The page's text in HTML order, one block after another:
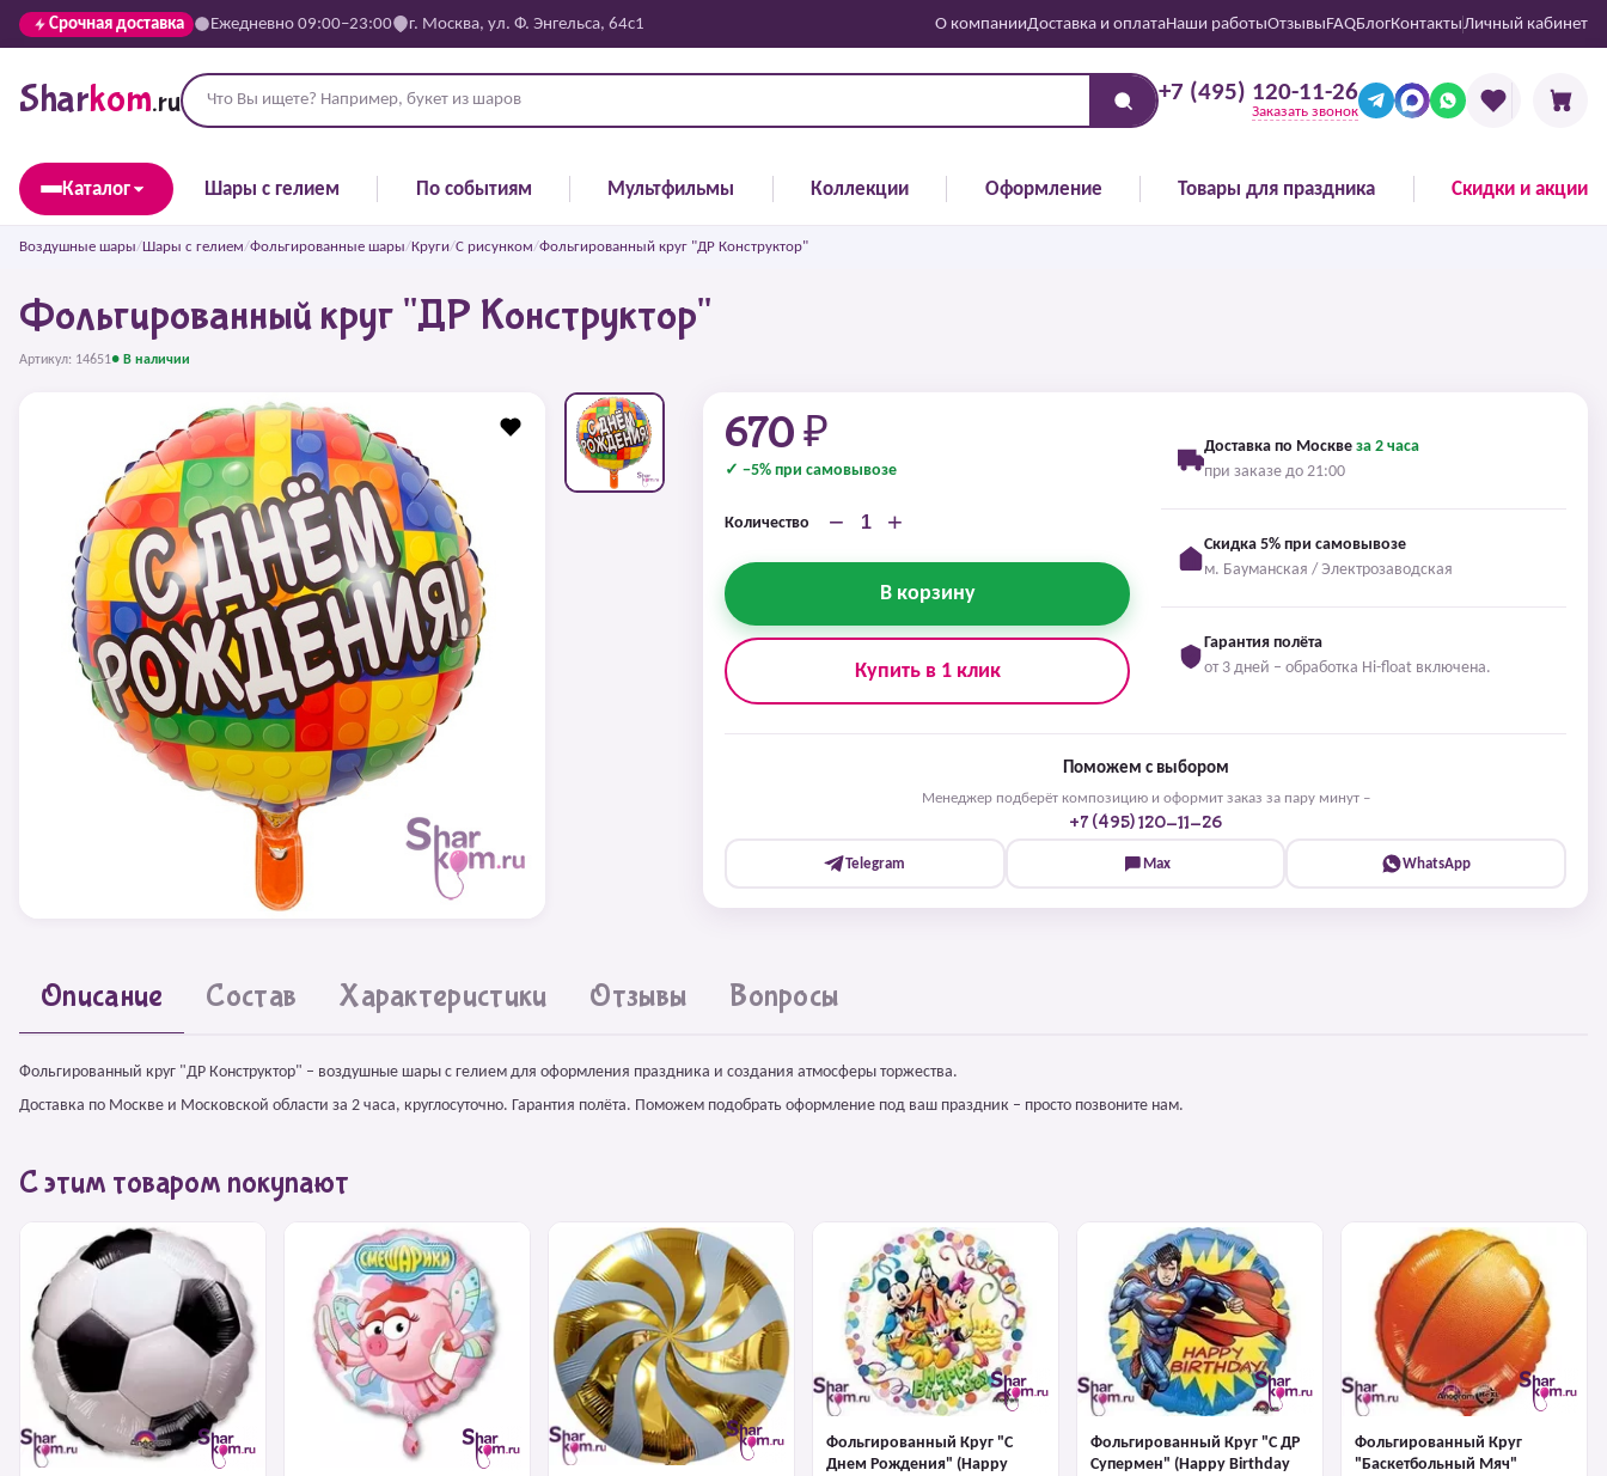
Срочная доставка Ежедневно 09:00–23:00 г. Москва, ул. Ф. Энгельса, 64с1 О компанииДоставка и оплатаНаши работыОтзывыFAQБлогКонтактыЛичный кабинет
Sharkom.ru +7 (495) 120-11-26
Заказать звонок
Каталог Шары с гелием По событиям Мультфильмы Коллекции Оформление Товары для праздника Скидки и акции
Воздушные шары/Шары с гелием/Фольгированные шары/Круги/С рисунком/Фольгированный круг "ДР Конструктор"
Фольгированный круг "ДР Конструктор"
Артикул: 14651● В наличии
670 ₽
✓ −5% при самовывозе
Количество − +
В корзину
Купить в 1 клик
Доставка по Москве за 2 часа
при заказе до 21:00
Скидка 5% при самовывозе
м. Бауманская / Электрозаводская
Гарантия полёта
от 3 дней – обработка Hi-float включена.
Поможем с выбором
Менеджер подберёт композицию и оформит заказ за пару минут –
+7 (495) 120-11-26
Telegram Max WhatsApp
Описание Состав Характеристики Отзывы Вопросы
Фольгированный круг "ДР Конструктор" – воздушные шары с гелием для оформления праздника и создания атмосферы торжества.
Доставка по Москве и Московской области за 2 часа, круглосуточно. Гарантия полёта. Поможем подобрать оформление под ваш праздник – просто позвоните нам.
С этим товаром покупают
Фольгированный Круг "С
Днем Рождения" (Happy
Фольгированный Круг "С ДР
Супермен" (Happy Birthday
Фольгированный Круг
"Баскетбольный Мяч"